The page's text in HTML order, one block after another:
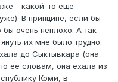
- какой-то еще
В принципе, если бы
очень неплохо. А так -
их мне было трудно.
до Сыктывкара (она
ее словам, она ехала из
Коми, в